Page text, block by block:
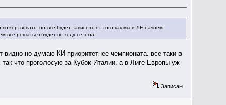
но все будет зависеть от того как мы в ЛЕ начнем
все решаться будет по ходу сезона.
видно но думаю КИ приоритетнее чемпионата. все таки в
что проголосую за Кубок Италии. а в Лиге Европы уж
Записан